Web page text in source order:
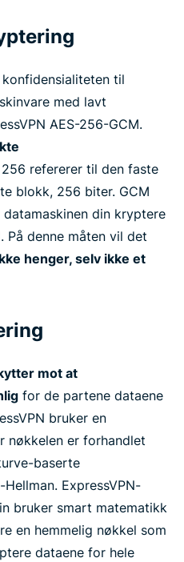
til
med lavt
AES-256-GCM.
256 refererer til den faste
blokk, 256 biter. GCM
din kryptere
På denne måten vil det
henger, selv ikke et
mot at
for de partene dataene
bruker en
nøkkelen er forhandlet
baserte
ExpressVPN-
bruker smart matematikk
en hemmelig nøkkel som
dataene for hele